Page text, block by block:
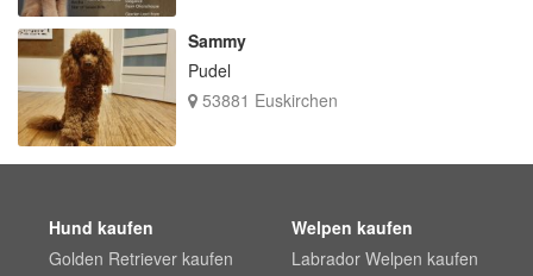
Sammy
Pudel
53881 Euskirchen
Hund kaufen
Golden Retriever kaufen
Welpen kaufen
Labrador Welpen kaufen